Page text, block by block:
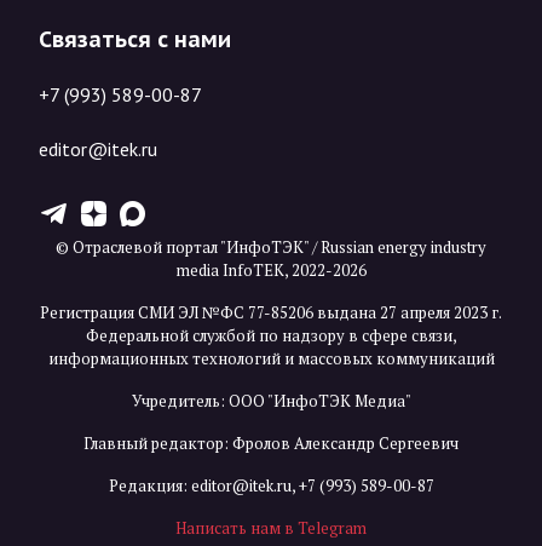
Связаться с нами
+7 (993) 589-00-87
editor@itek.ru
T Z X
© Отраслевой портал "ИнфоТЭК" / Russian energy industry
media InfoTEK, 2022-2026
Регистрация СМИ ЭЛ №ФС 77-85206 выдана 27 апреля 2023 г.
Федеральной службой по надзору в сфере связи,
информационных технологий и массовых коммуникаций
Учредитель: ООО "ИнфоТЭК Медиа"
Главный редактор: Фролов Александр Сергеевич
Редакция: editor@itek.ru,+7 (993) 589-00-87
Написать нам в Telegram